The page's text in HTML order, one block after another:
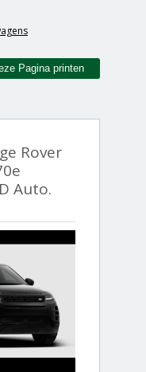
Pagina printen
Rover
Auto.